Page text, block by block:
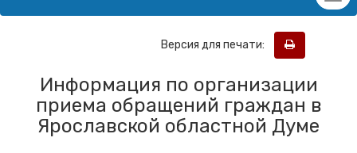
Версия для печати:
Информация по организации
приема обращений граждан в
Ярославской областной Думе